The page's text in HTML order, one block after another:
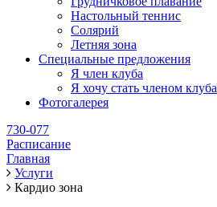
Настольный теннис
Солярий
Летняя зона
Специальные предложения
Я член клуба
Я хочу стать членом клуба
Фотогалерея
730-077
Расписание
Главная
Услуги
Кардио зона